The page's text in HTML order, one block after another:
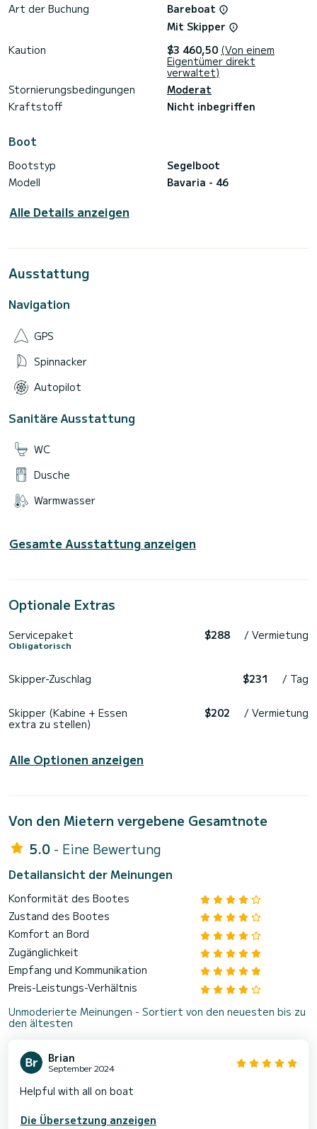
Art der Buchung
Bareboat
Mit Skipper
Kaution
$3 460,50 (Von einem
Eigentümer direkt
verwaltet)
Stornierungsbedingungen
Moderat
Kraftstoff
Nicht inbegriffen
Boot
Bootstyp
Segelboot
Modell
Bavaria - 46
Alle Details anzeigen
Ausstattung
Navigation
GPS
Spinnacker
Autopilot
Sanitäre Ausstattung
WC
Dusche
Warmwasser
Gesamte Ausstattung anzeigen
Optionale Extras
Servicepaket
Obligatorisch
$288 / Vermietung
Skipper-Zuschlag $231 / Tag
Skipper (Kabine + Essen
extra zu stellen)
$202 / Vermietung
Alle Optionen anzeigen
Von den Mietern vergebene Gesamtnote
5.0 - Eine Bewertung
Detailansicht der Meinungen
Konformität des Bootes
Zustand des Bootes
Komfort an Bord
Zugänglichkeit
Empfang und Kommunikation
Preis-Leistungs-Verhältnis
Unmoderierte Meinungen - Sortiert von den neuesten bis zu
den ältesten
Brian
September 2024
Helpful with all on boat
Die Übersetzung anzeigen